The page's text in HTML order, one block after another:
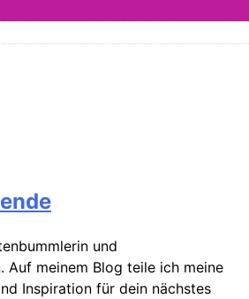
und
Auf meinem Blog teile ich meine
Inspiration für dein nächstes